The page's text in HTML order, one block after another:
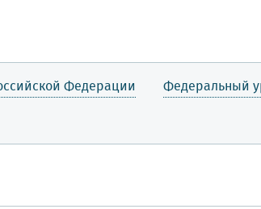
Федерации
Федеральный